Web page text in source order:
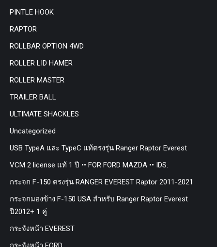
PINTLE HOOK
RAPTOR
ROLLBAR OPTION 4WD
ROLLER LID HAMER
ROLLER MASTER
TRAILER BALL
ULTIMATE SHACKLES
Uncategorized
USB TypeA และ TypeC แท้ตรงรุ่น Ranger Raptor Everest
VCM 2 license แท้ 1 ปี •• FOR FORD MAZDA •• IDS.
กระจก F-150 ตรงรุ่น RANGER EVEREST Raptor 2011-2021
กระจกมองข้าง F-150 USA สำหรับ Ranger Raptor Everest
ปี2012+ 1 คู่
กระจังหน้า EVEREST